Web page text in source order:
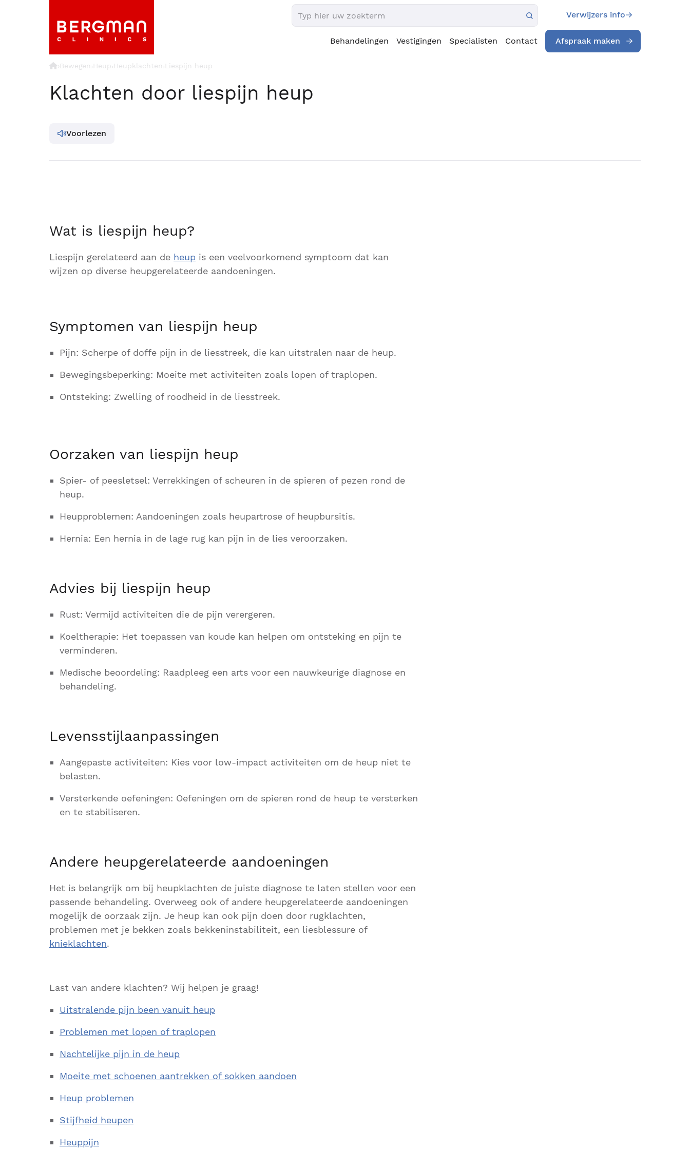
Verwijzers info
Behandelingen Vestigingen Specialisten Contact Afspraak maken
›Bewegen›Heup›Heupklachten› Liespijn heup
Klachten door liespijn heup
Voorlezen
Wat is liespijn heup?
Liespijn gerelateerd aan de heup is een veelvoorkomend symptoom dat kan
wijzen op diverse heupgerelateerde aandoeningen.
Symptomen van liespijn heup
Pijn: Scherpe of doffe pijn in de liesstreek, die kan uitstralen naar de heup.
Bewegingsbeperking: Moeite met activiteiten zoals lopen of traplopen.
Ontsteking: Zwelling of roodheid in de liesstreek.
Oorzaken van liespijn heup
Spier- of peesletsel: Verrekkingen of scheuren in de spieren of pezen rond de
heup.
Heupproblemen: Aandoeningen zoals heupartrose of heupbursitis.
Hernia: Een hernia in de lage rug kan pijn in de lies veroorzaken.
Advies bij liespijn heup
Rust: Vermijd activiteiten die de pijn verergeren.
Koeltherapie: Het toepassen van koude kan helpen om ontsteking en pijn te
verminderen.
Medische beoordeling: Raadpleeg een arts voor een nauwkeurige diagnose en
behandeling.
Levensstijlaanpassingen
Aangepaste activiteiten: Kies voor low-impact activiteiten om de heup niet te
belasten.
Versterkende oefeningen: Oefeningen om de spieren rond de heup te versterken
en te stabiliseren.
Andere heupgerelateerde aandoeningen
Het is belangrijk om bij heupklachten de juiste diagnose te laten stellen voor een
passende behandeling. Overweeg ook of andere heupgerelateerde aandoeningen
mogelijk de oorzaak zijn. Je heup kan ook pijn doen door rugklachten,
problemen met je bekken zoals bekkeninstabiliteit, een liesblessure of
knieklachten.
Last van andere klachten? Wij helpen je graag!
Uitstralende pijn been vanuit heup
Problemen met lopen of traplopen
Nachtelijke pijn in de heup
Moeite met schoenen aantrekken of sokken aandoen
Heup problemen
Stijfheid heupen
Heuppijn